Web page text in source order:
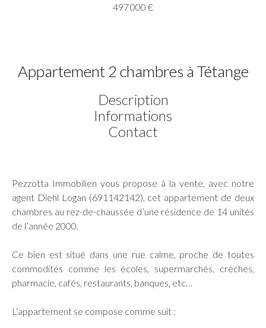
497 000 €
Appartement 2 chambres à Tétange
Description
Informations
Contact
Pezzotta Immobilien vous propose à la vente, avec notre
agent Diehl Logan (691142142), cet appartement de deux
chambres au rez-de-chaussée d’une résidence de 14 unités
de l’année 2000.
Ce bien est situé dans une rue calme, proche de toutes
commodités comme les écoles, supermarchés, crèches,
pharmacie, cafés, restaurants, banques, etc…
L‘appartement se compose comme suit :